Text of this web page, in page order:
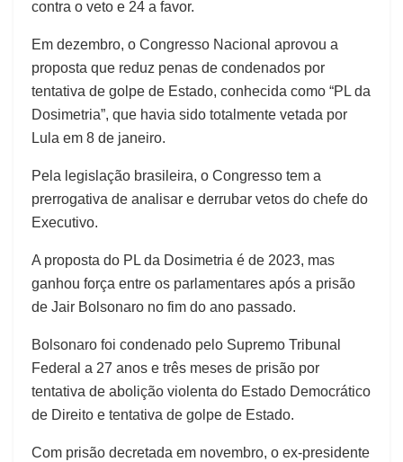
contra o veto e 24 a favor.
Em dezembro, o Congresso Nacional aprovou a
proposta que reduz penas de condenados por
tentativa de golpe de Estado, conhecida como “PL da
Dosimetria”, que havia sido totalmente vetada por
Lula em 8 de janeiro.
Pela legislação brasileira, o Congresso tem a
prerrogativa de analisar e derrubar vetos do chefe do
Executivo.
A proposta do PL da Dosimetria é de 2023, mas
ganhou força entre os parlamentares após a prisão
de Jair Bolsonaro no fim do ano passado.
Bolsonaro foi condenado pelo Supremo Tribunal
Federal a 27 anos e três meses de prisão por
tentativa de abolição violenta do Estado Democrático
de Direito e tentativa de golpe de Estado.
Com prisão decretada em novembro, o ex-presidente